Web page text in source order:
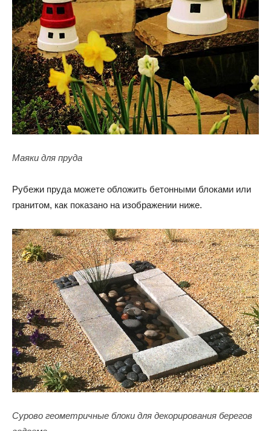
Маяки для пруда
Рубежи пруда можете обложить бетонными блоками или
гранитом, как показано на изображении ниже.
Сурово геометричные блоки для декорирования берегов